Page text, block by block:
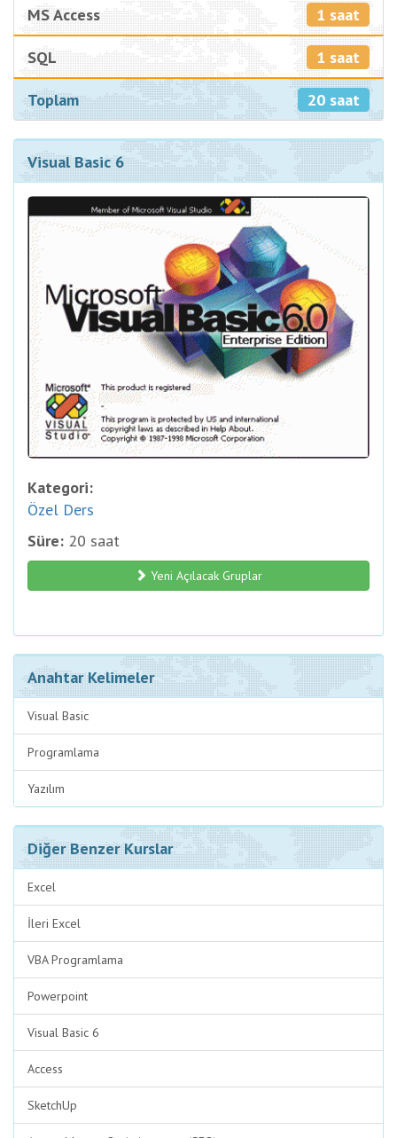
1 saat
MS Access
1 saat
SQL
20 saat
Toplam
Visual Basic 6
Kategori:
Özel Ders
Süre: 20 saat
Yeni Açılacak Gruplar
Anahtar Kelimeler
Visual Basic
Programlama
Yazılım
Diğer Benzer Kurslar
Excel
İleri Excel
VBA Programlama
Powerpoint
Visual Basic 6
Access
SketchUp